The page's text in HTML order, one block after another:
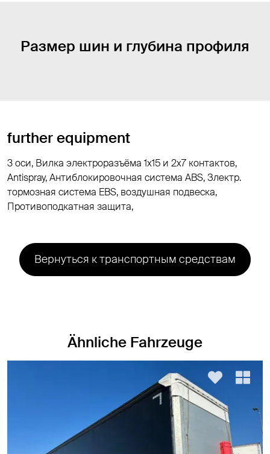
Размер шин и глубина профиля
further equipment
3 оси, Вилка электроразъёма 1х15 и 2x7 контактов,
Antispray, Антиблокировочная система ABS, Злектр.
тормозная система EBS, воздушная подвеска,
Противоподкатная защита,
Вернуться к транспортным средствам
Ähnliche Fahrzeuge